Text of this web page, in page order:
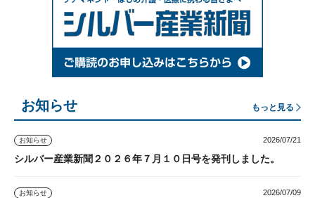
お知らせ もっと見る
お知らせ 2026/07/21
シルバー産業新聞２０２６年７月１０日号を発刊しました。
お知らせ 2026/07/09